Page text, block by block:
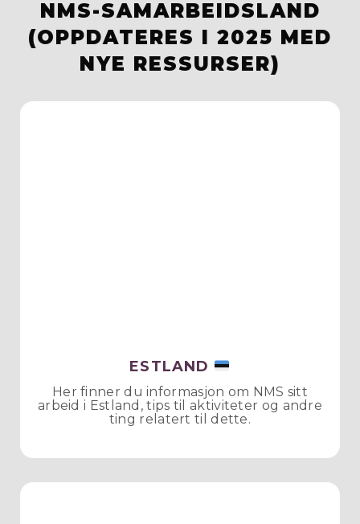
NMS-SAMARBEIDSLAND
(OPPDATERES I 2025 MED
NYE RESSURSER)
ESTLAND
Her finner du informasjon om NMS sitt
arbeid i Estland, tips til aktiviteter og andre
ting relatert til dette.